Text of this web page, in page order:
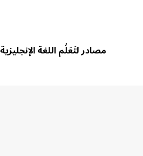
مصادر لتَعَلُم اللغة الإنجليزية